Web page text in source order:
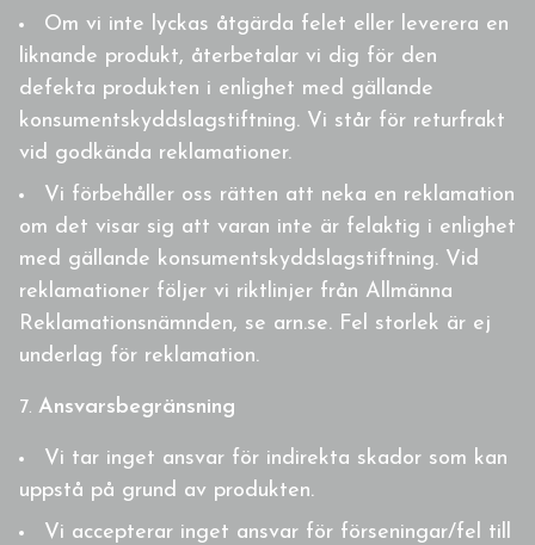
Om vi inte lyckas åtgärda felet eller leverera en
liknande produkt, återbetalar vi dig för den
defekta produkten i enlighet med gällande
konsumentskyddslagstiftning. Vi står för returfrakt
vid godkända reklamationer.
Vi förbehåller oss rätten att neka en reklamation
om det visar sig att varan inte är felaktig i enlighet
med gällande konsumentskyddslagstiftning. Vid
reklamationer följer vi riktlinjer från Allmänna
Reklamationsnämnden, se arn.se. Fel storlek är ej
underlag för reklamation.
Ansvarsbegränsning
Vi tar inget ansvar för indirekta skador som kan
uppstå på grund av produkten.
Vi accepterar inget ansvar för förseningar/fel till